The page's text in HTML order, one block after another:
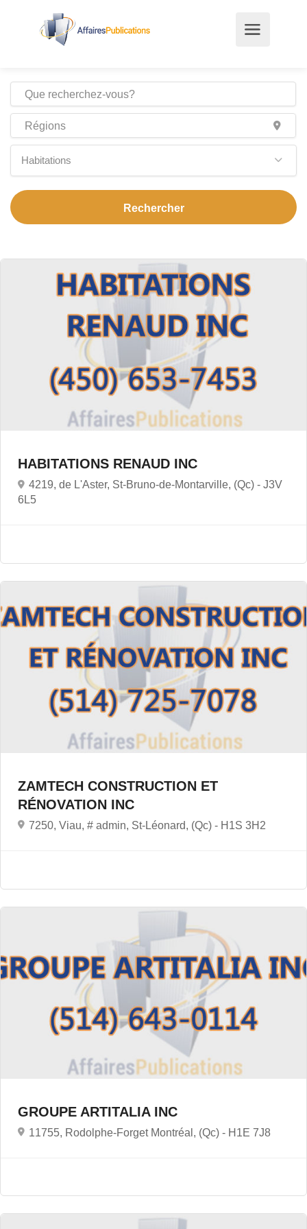
Habitations
HABITATIONS RENAUD INC
4219, de L'Aster, St-Bruno-de-Montarville, (Qc) - J3V
6L5
ZAMTECH CONSTRUCTION ET
RÉNOVATION INC
7250, Viau, # admin, St-Léonard, (Qc) - H1S 3H2
GROUPE ARTITALIA INC
11755, Rodolphe-Forget Montréal, (Qc) - H1E 7J8